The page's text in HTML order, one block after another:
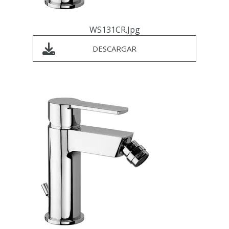
WS131CR.jpg
DESCARGAR